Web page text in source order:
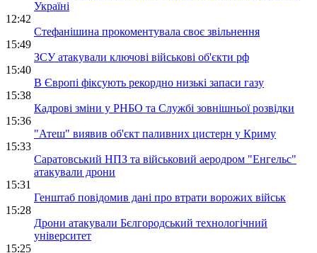
Україні
12:42
Стефанішина прокоментувала своє звільнення
15:49
ЗСУ атакували ключові військові об'єкти рф
15:40
В Європі фіксують рекордно низькі запаси газу
15:38
Кадрові зміни у РНБО та Службі зовнішньої розвідки
15:36
"Атеш" виявив об'єкт паливних цистерн у Криму
15:33
Саратовський НПЗ та військовий аеродром "Енгельс"
атакували дрони
15:31
Генштаб повідомив дані про втрати ворожих військ
15:28
Дрони атакували Бєлгородський технологічний
університет
15:25